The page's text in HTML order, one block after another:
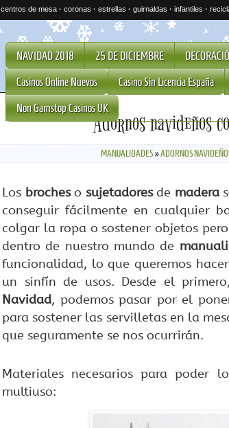
centros de mesa · coronas · estrellas · guirnaldas · infantiles ·
NAVIDAD 2018 25 DE DICIEMBRE
Casinos Online Nuevos Casino Sin Licencia España
Non Gamstop Casinos UK
Adornos navideños
MANUALIDADES»ADORNOS
Los brocheso sujetadoresde madera
conseguir fácilmente en cualquier
colgar la ropa o sostener objetos
dentro de nuestro mundo de
funcionalidad, lo que queremos
un sinfín de usos. Desde el
Navidad, podemos pasar por el
para sostener las servilletas en la
que seguramente se nos ocurrirán.
Materiales necesarios para poder
multiuso: